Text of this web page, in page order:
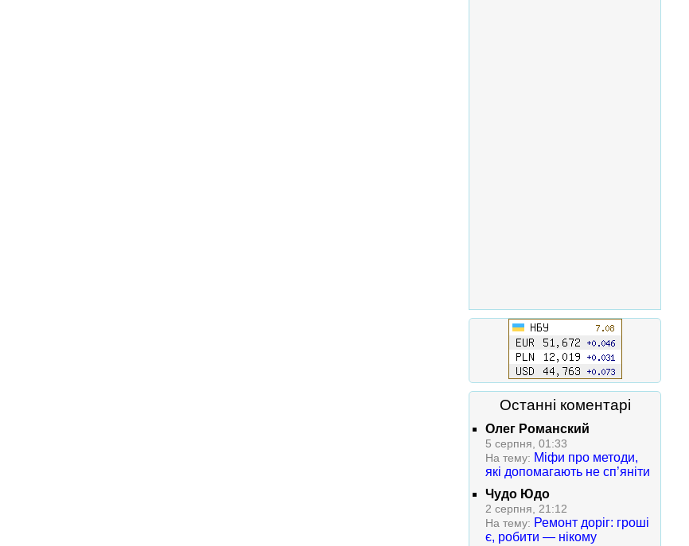
Останні коментарі
Олег Романский
5 серпня, 01:33
На тему: Міфи про методи,
які допомагають не сп’яніти
Чудо Юдо
2 серпня, 21:12
На тему: Ремонт доріг: гроші
є, робити — нікому